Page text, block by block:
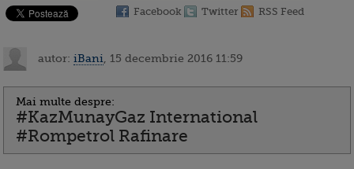
Facebook Twitter RSS Feed
autor: iBani , 15 decembrie 2016 11:59
Mai multe despre:
#KazMunayGaz International
#Rompetrol Rafinare